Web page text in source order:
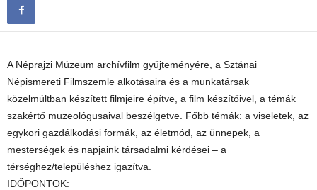
A Néprajzi Múzeum archívfilm gyűjteményére, a Sztánai
Népismereti Filmszemle alkotásaira és a munkatársak
közelmúltban készített filmjeire építve, a film készítőivel, a témák
szakértő muzeológusaival beszélgetve. Főbb témák: a viseletek, az
egykori gazdálkodási formák, az életmód, az ünnepek, a
mesterségek és napjaink társadalmi kérdései – a
térséghez/településhez igazítva.
IDŐPONTOK: